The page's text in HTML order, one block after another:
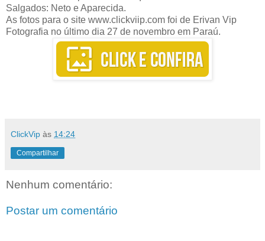
Salgados: Neto e Aparecida.
As fotos para o site www.clickviip.com foi de Erivan Vip
Fotografia no último dia 27 de novembro em Paraú.
ClickVip às 14:24
Compartilhar
Nenhum comentário:
Postar um comentário